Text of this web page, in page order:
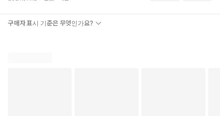
구매자 표시 기준은 무엇인가요?